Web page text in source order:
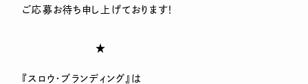
ご応募お待ち申し上げております！
★
『スロウ・ブランディング』は